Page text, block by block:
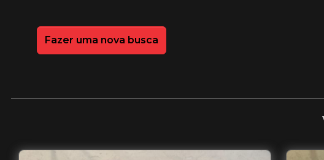
Fazer uma nova busca